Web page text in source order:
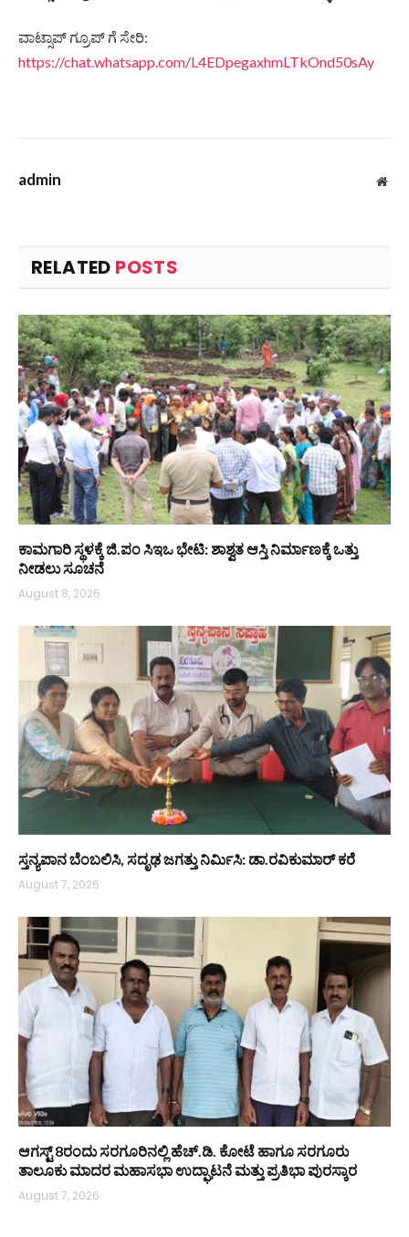
ವಾಟ್ಸಾಪ್ ಗ್ರೂಪ್ ಗೆ ಸೇರಿ:
https://chat.whatsapp.com/L4EDpegaxhmLTkOnd50sAy
admin
RELATED POSTS
ಕಾಮಗಾರಿ ಸ್ಥಳಕ್ಕೆ ಜಿ.ಪಂ ಸಿಇಒ ಭೇಟಿ: ಶಾಶ್ವತ ಆಸ್ತಿ ನಿರ್ಮಾಣಕ್ಕೆ ಒತ್ತು
ನೀಡಲು ಸೂಚನೆ
August 8, 2026
ಸ್ತನ್ಯಪಾನ ಬೆಂಬಲಿಸಿ, ಸದೃಢ ಜಗತ್ತು ನಿರ್ಮಿಸಿ: ಡಾ.ರವಿಕುಮಾರ್ ಕರೆ
August 7, 2026
ಆಗಸ್ಟ್ 8ರಂದು ಸರಗೂರಿನಲ್ಲಿ ಹೆಚ್.ಡಿ. ಕೋಟೆ ಹಾಗೂ ಸರಗೂರು
ತಾಲೂಕು ಮಾದರ ಮಹಾಸಭಾ ಉದ್ಘಾಟನೆ ಮತ್ತು ಪ್ರತಿಭಾ ಪುರಸ್ಕಾರ
August 7, 2026